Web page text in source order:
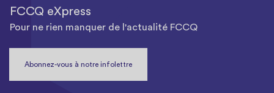
FCCQ eXpress
Pour ne rien manquer de l'actualité FCCQ
Abonnez-vous à notre infolettre